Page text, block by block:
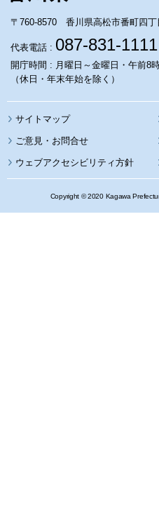
〒760-8570 香川県高松市番町四丁
代表電話 : 087-831-1111
開庁時間 : 月曜日～金曜日・午前8
（休日・年末年始を除く）
サイトマップ
ウェブアクセシビリティ方針
Copyright © 2020 Kagawa